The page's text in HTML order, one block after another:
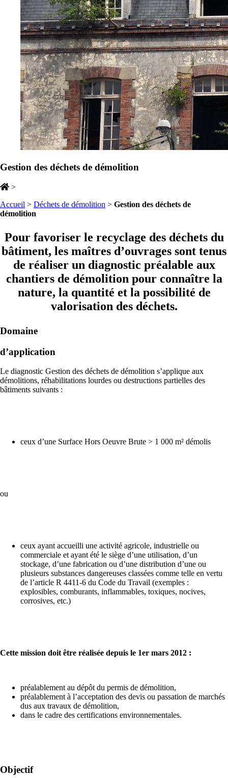
Gestion des déchets de démolition
>
Accueil > Déchets de démolition > Gestion des déchets de
démolition
Pour favoriser le recyclage des déchets du
bâtiment, les maîtres d’ouvrages sont tenus
de réaliser un diagnostic préalable aux
chantiers de démolition pour connaître la
nature, la quantité et la possibilité de
valorisation des déchets.
Domaine
d’application
Le diagnostic Gestion des déchets de démolition s’applique aux
démolitions, réhabilitations lourdes ou destructions partielles des
bâtiments suivants :
ceux d’une Surface Hors Oeuvre Brute > 1 000 m² démolis
ou
ceux ayant accueilli une activité agricole, industrielle ou
commerciale et ayant été le siège d’une utilisation, d’un
stockage, d’une fabrication ou d’une distribution d’une ou
plusieurs substances dangereuses classées comme telle en vertu
de l’article R 4411-6 du Code du Travail (exemples :
explosibles, comburants, inflammables, toxiques, nocives,
corrosives, etc.)
Cette mission doit être réalisée depuis le 1er mars 2012 :
préalablement au dépôt du permis de démolition,
préalablement à l’acceptation des devis ou passation de marchés
dus aux travaux de démolition,
dans le cadre des certifications environnementales.
Objectif